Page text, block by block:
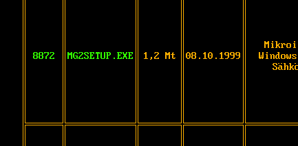
8872 MG2SETUP.EXE 1,2 Mt 08.10.1999